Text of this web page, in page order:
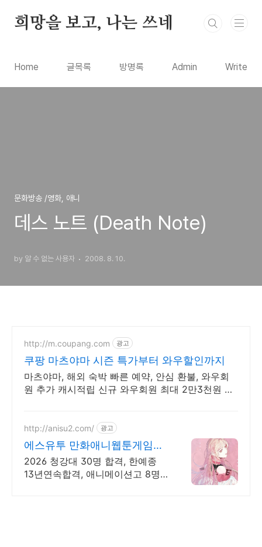
희망을 보고, 나는 쓰네
Home 글목록 방명록 Admin Write
문화방송 /영화, 애니
데스 노트 (Death Note)
by 알 수 없는 사용자 2008. 8. 10.
http://m.coupang.com 광고
쿠팡 마츠야마 시즌 특가부터 와우할인까지
마츠야마, 해외 숙박 빠른 예약, 안심 환불, 와우회
원 추가 캐시적립 신규 와우회원 최대 2만3천원 쿠
http://anisu2.com/ 광고
에스유투 만화애니웹툰게임학
원
2026 청강대 30명 합격, 한예종
13년연속합격, 애니메이션고 8명